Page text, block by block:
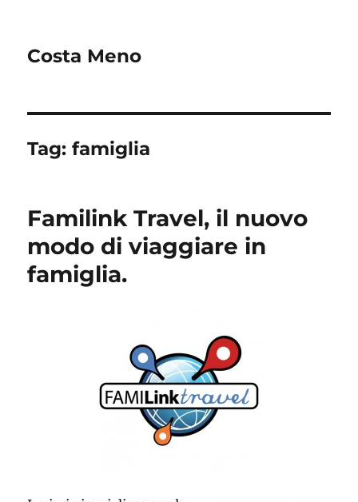
Costa Meno
Tag:famiglia
Familink Travel, il nuovo
modo di viaggiare in
famiglia.